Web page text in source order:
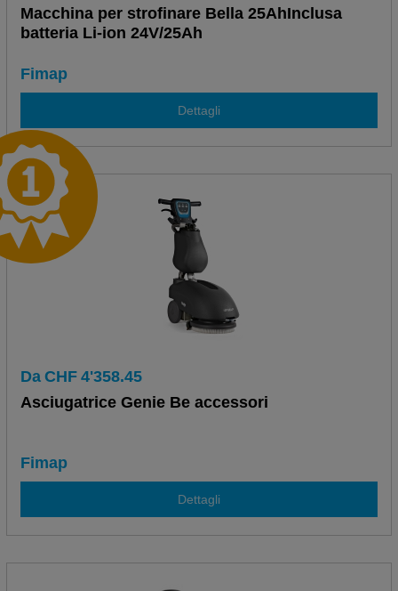
Macchina per strofinare Bella 25AhInclusa
batteria Li-ion 24V/25Ah
Fimap
Dettagli
Da CHF 4'358.45
Asciugatrice Genie Be accessori
Fimap
Dettagli